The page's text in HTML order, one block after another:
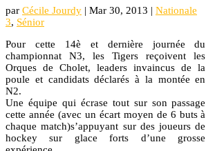
par Cécile Jourdy | Mar 30, 2013 | Nationale
3, Sénior
Pour cette 14è et dernière journée du
championnat N3, les Tigers reçoivent les
Orques de Cholet, leaders invaincus de la
poule et candidats déclarés à la montée en
N2.
Une équipe qui écrase tout sur son passage
cette année (avec un écart moyen de 6 buts à
chaque match)s’appuyant sur des joueurs de
hockey sur glace forts d’une grosse